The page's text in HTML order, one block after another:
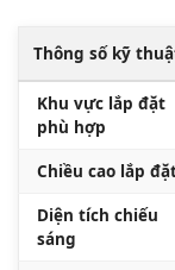
Thông số kỹ
Khu vực lắp đặt
phù hợp
Chiều cao lắp
Diện tích chiếu
sáng